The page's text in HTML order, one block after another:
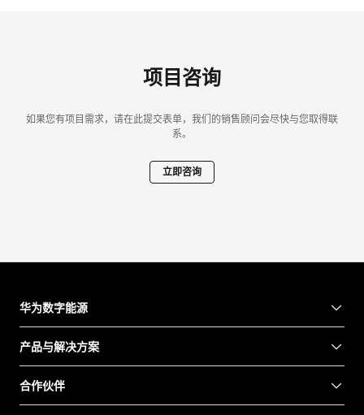
项目咨询
如果您有项目需求，请在此提交表单，我们的销售顾问会尽快与您取得联
系。
立即咨询
华为数字能源
产品与解决方案
合作伙伴